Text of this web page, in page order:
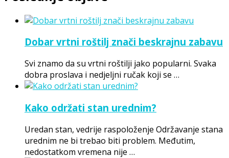
Dobar vrtni roštilj znači beskrajnu zabavu
Svi znamo da su vrtni roštilji jako popularni. Svaka
dobra proslava i nedjeljni ručak koji se …
Kako održati stan urednim?
Uredan stan, vedrije raspoloženje Održavanje stana
urednim ne bi trebao biti problem. Međutim,
nedostatkom vremena nije …